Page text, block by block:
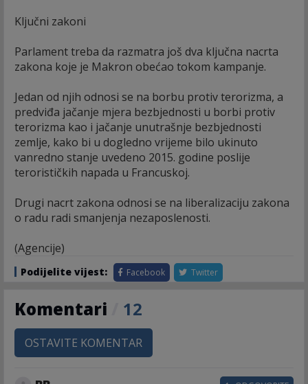
Ključni zakoni
Parlament treba da razmatra još dva ključna nacrta
zakona koje je Makron obećao tokom kampanje.
Jedan od njih odnosi se na borbu protiv terorizma, a
predviđa jačanje mjera bezbjednosti u borbi protiv
terorizma kao i jačanje unutrašnje bezbjednosti
zemlje, kako bi u dogledno vrijeme bilo ukinuto
vanredno stanje uvedeno 2015. godine poslije
terorističkih napada u Francuskoj.
Drugi nacrt zakona odnosi se na liberalizaciju zakona
o radu radi smanjenja nezaposlenosti.
(Agencije)
Podijelite vijest: Facebook Twitter
Komentari 12
OSTAVITE KOMENTAR